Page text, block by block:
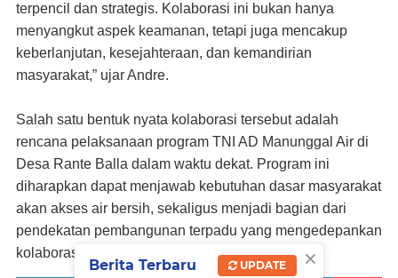
terpencil dan strategis. Kolaborasi ini bukan hanya
menyangkut aspek keamanan, tetapi juga mencakup
keberlanjutan, kesejahteraan, dan kemandirian
masyarakat,” ujar Andre.
Salah satu bentuk nyata kolaborasi tersebut adalah
rencana pelaksanaan program TNI AD Manunggal Air di
Desa Rante Balla dalam waktu dekat. Program ini
diharapkan dapat menjawab kebutuhan dasar masyarakat
akan akses air bersih, sekaligus menjadi bagian dari
pendekatan pembangunan terpadu yang mengedepankan
kolaborasi, efisiensi, dan keberlanjutan.
×
Berita Terbaru UPDATE